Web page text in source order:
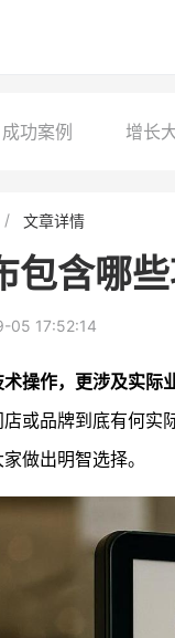
成功案例 增长
文章详情
包含哪
05 17:52:14
操作，更涉及实际
或品牌到底有何
做出明智选择。